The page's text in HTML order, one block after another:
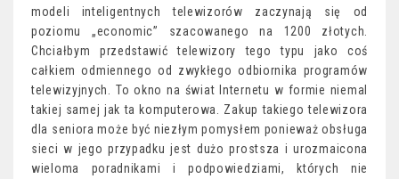
modeli inteligentnych telewizorów zaczynają się od
poziomu „economic” szacowanego na 1200 złotych.
Chciałbym przedstawić telewizory tego typu jako coś
całkiem odmiennego od zwykłego odbiornika programów
telewizyjnych. To okno na świat Internetu w formie niemal
takiej samej jak ta komputerowa. Zakup takiego telewizora
dla seniora może być niezłym pomysłem ponieważ obsługa
sieci w jego przypadku jest dużo prostsza i urozmaicona
wieloma poradnikami i podpowiedziami, których nie